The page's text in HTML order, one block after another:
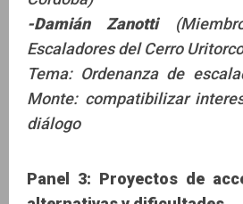
-Damián Zanotti
Escaladores del Cerro
Tema: Ordenanza de
Monte: compatibilizar
diálogo
Panel 3: Proyectos de